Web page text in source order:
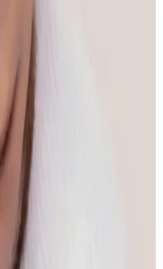
adapte olur.
ve Şık
makyaj için cilt tonu
uygun teknikler
tamamlar.
ve İyileştirmek
antibakteriyel
Yeşil renk